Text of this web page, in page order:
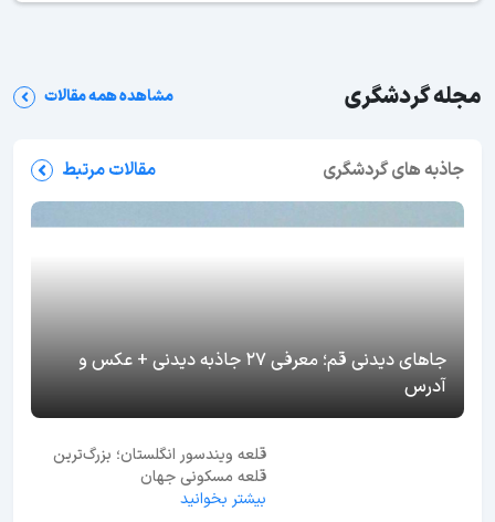
مجله گردشگری مشاهده همه مقالات
جاذبه های گردشگری مقالات مرتبط
جاهای دیدنی قم؛ معرفی 27 جاذبه دیدنی + عکس و
آدرس
قلعه ویندسور انگلستان؛ بزرگ‌ترین
قلعه مسکونی جهان
بیشتر بخوانید